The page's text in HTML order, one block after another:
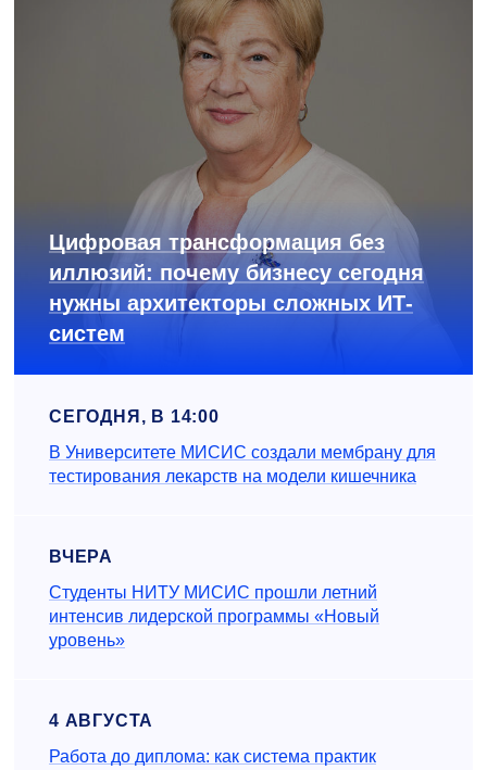
Цифровая трансформация без
иллюзий: почему бизнесу сегодня
нужны архитекторы сложных ИТ-
систем
СЕГОДНЯ, В 14:00
В Университете МИСИС создали мембрану для
тестирования лекарств на модели кишечника
ВЧЕРА
Студенты НИТУ МИСИС прошли летний
интенсив лидерской программы «Новый
уровень»
4 АВГУСТА
Работа до диплома: как система практик